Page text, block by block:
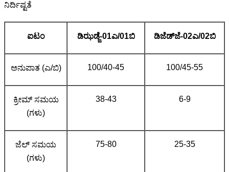
ನಿರ್ದಿಷ್ಟತೆ
ಐಟಂ ಡಿಝಡ್ಜೆ-01ಎ/01ಬಿ ಡಿಜೆಡ್‌ಜೆ-02ಎ/02ಬಿ
ಅನುಪಾತ (ಎ/ಬಿ) 100/40-45 100/45-55
ಕ್ರೀಮ್ ಸಮಯ
(ಗಳು)
38-43 6-9
ಜೆಲ್ ಸಮಯ
(ಗಳು)
75-80 25-35